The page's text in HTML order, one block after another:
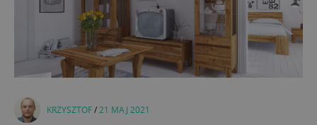
KRZYSZTOF/ 21 MAJ 2021